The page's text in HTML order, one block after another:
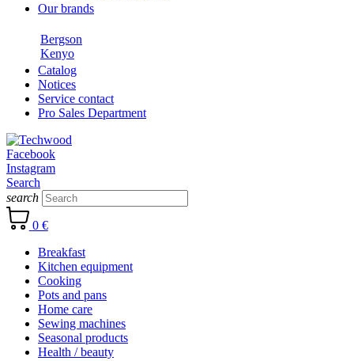
Our brands
Bergson
Kenyo
Catalog
Notices
Service contact
Pro Sales Department
Facebook
Instagram
Search
search
0 €
Breakfast
Kitchen equipment
Cooking
Pots and pans
Home care
Sewing machines
Seasonal products
Health / beauty